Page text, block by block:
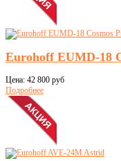
Eurohoff EUMD-18
Цена: 42 800 руб
Подробнее